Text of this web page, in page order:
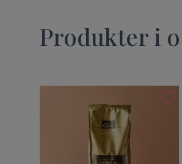
Produkter i